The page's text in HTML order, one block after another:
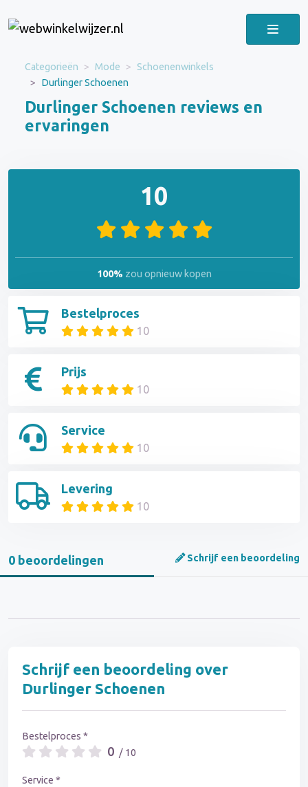
Categorieën Mode
Schoenenwinkels
Durlinger Schoenen
Durlinger Schoenen reviews en
ervaringen
Bestelproces
10
Prijs
10
Service
10
Levering
10
10
100% zou opnieuw kopen
0 beoordelingen Schrijf een beoordeling
Schrijf een beoordeling over
Durlinger Schoenen
Bestelproces *
0 / 10
Service *